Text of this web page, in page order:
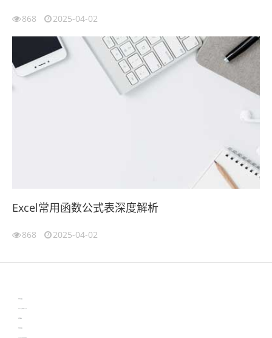
868 2025-04-02
Excel常用函数公式表深度解析
868 2025-04-02